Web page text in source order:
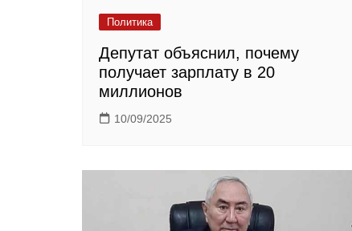
Политика
Депутат объяснил, почему
получает зарплату в 20
миллионов
10/09/2025